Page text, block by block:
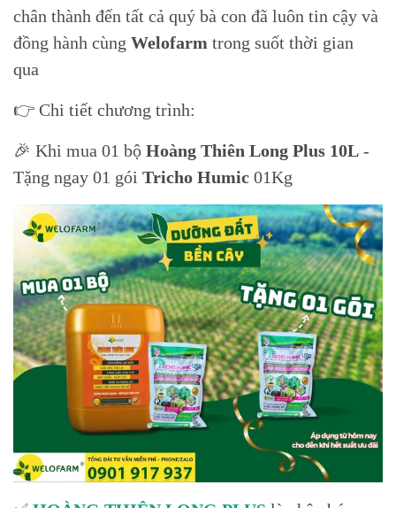
chân thành đến tất cả quý bà con đã luôn tin cậy và
đồng hành cùng Welofarm trong suốt thời gian
qua
👉 Chi tiết chương trình:
🎉 Khi mua 01 bộ Hoàng Thiên Long Plus 10L -
Tặng ngay 01 gói Tricho Humic 01Kg